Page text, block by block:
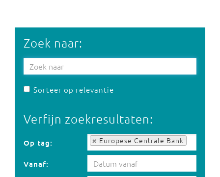
Zoek naar:
Sorteer op relevantie
Verfijn zoekresultaten:
Op tag: Europese Centrale Bank
Op tag:
Vanaf: